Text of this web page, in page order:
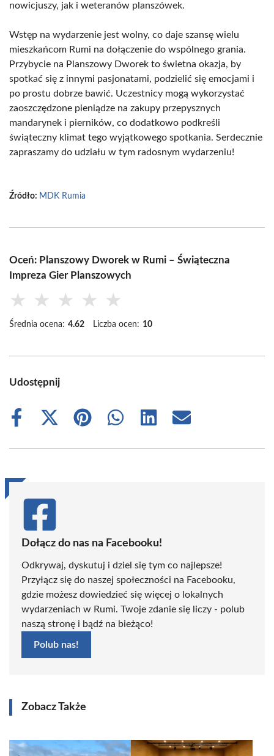
nowicjuszy, jak i weteranów planszówek.
Wstęp na wydarzenie jest wolny, co daje szansę wielu
mieszkańcom Rumi na dołączenie do wspólnego grania.
Przybycie na Planszowy Dworek to świetna okazja, by
spotkać się z innymi pasjonatami, podzielić się emocjami i
po prostu dobrze bawić. Uczestnicy mogą wykorzystać
zaoszczędzone pieniądze na zakupy przepysznych
mandarynek i pierników, co dodatkowo podkreśli
świąteczny klimat tego wyjątkowego spotkania. Serdecznie
zapraszamy do udziału w tym radosnym wydarzeniu!
Źródło: MDK Rumia
Oceń: Planszowy Dworek w Rumi – Świąteczna
Impreza Gier Planszowych
★ ★ ★ ★ ★
Średnia ocena: 4.62 Liczba ocen: 10
Udostępnij
Share
Share
(Twitter)
Share
Share
Share
Share
Dołącz do nas na Facebooku!
Odkrywaj, dyskutuj i dziel się tym co najlepsze!
Przyłącz się do naszej społeczności na Facebooku,
gdzie możesz dowiedzieć się więcej o lokalnych
wydarzeniach w Rumi. Twoje zdanie się liczy - polub
naszą stronę i bądź na bieżąco!
Polub nas!
Zobacz Także